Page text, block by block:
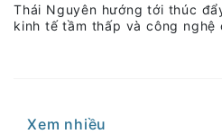
Thái Nguyên hướng tới thúc
kinh tế tầm thấp và công nghệ
Xem nhiều